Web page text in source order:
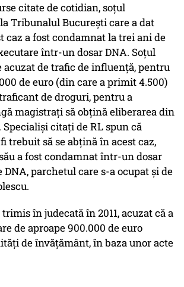
citate de cotidian, soțul
Tribunalul București care a dat
caz a fost condamnat la trei ani de
într-un dosar DNA. Soțul
acuzat de trafic de influență, pentru
de euro (din care a primit 4.500)
de droguri, pentru a
magistrați să obțină eliberarea din
Specialiși citați de RL spun că
trebuit să se abțină în acest caz,
a fost condamnat într-un dosar
parchetul care s-a ocupat și de
în judecată în 2011, acuzat că a
de aproape 900.000 de euro
de învățământ, în baza unor acte